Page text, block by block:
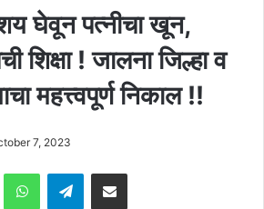
घेवून पत्नीचा खून,
शिक्षा ! जालना जिल्हा व
महत्त्वपूर्ण निकाल !!
7, 2023
WhatsAppTelegramShare via Email